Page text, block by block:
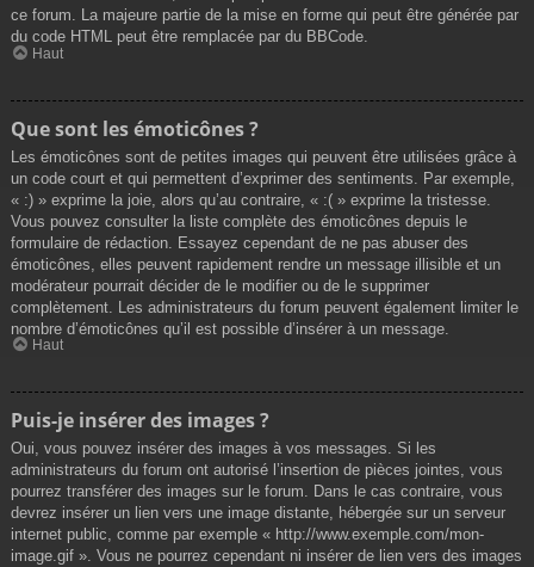
ce forum. La majeure partie de la mise en forme qui peut être générée par
du code HTML peut être remplacée par du BBCode.
Haut
Que sont les émoticônes ?
Les émoticônes sont de petites images qui peuvent être utilisées grâce à
un code court et qui permettent d’exprimer des sentiments. Par exemple,
« :) » exprime la joie, alors qu’au contraire, « :( » exprime la tristesse.
Vous pouvez consulter la liste complète des émoticônes depuis le
formulaire de rédaction. Essayez cependant de ne pas abuser des
émoticônes, elles peuvent rapidement rendre un message illisible et un
modérateur pourrait décider de le modifier ou de le supprimer
complètement. Les administrateurs du forum peuvent également limiter le
nombre d’émoticônes qu’il est possible d’insérer à un message.
Haut
Puis-je insérer des images ?
Oui, vous pouvez insérer des images à vos messages. Si les
administrateurs du forum ont autorisé l’insertion de pièces jointes, vous
pourrez transférer des images sur le forum. Dans le cas contraire, vous
devrez insérer un lien vers une image distante, hébergée sur un serveur
internet public, comme par exemple « http://www.exemple.com/mon-
image.gif ». Vous ne pourrez cependant ni insérer de lien vers des images